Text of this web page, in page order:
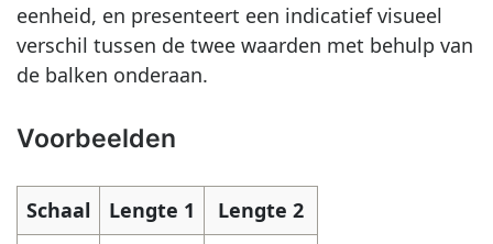
eenheid, en presenteert een indicatief visueel
verschil tussen de twee waarden met behulp van
de balken onderaan.
Voorbeelden
Schaal Lengte 1
Lengte 2